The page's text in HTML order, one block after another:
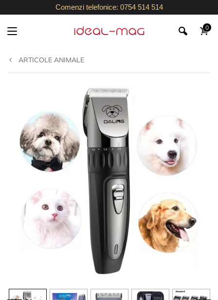
Comenzi telefonice: 0754 514 514
0
ARTICOLE ANIMALE